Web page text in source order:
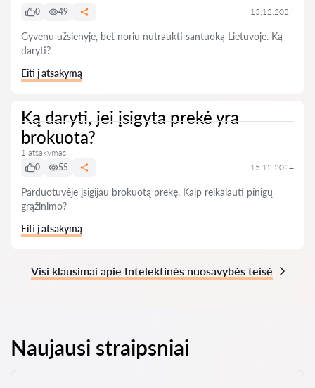
0
49 15.12.2024
Gyvenu užsienyje, bet noriu nutraukti santuoką Lietuvoje. Ką
daryti?
Eiti į atsakymą
Ką daryti, jei įsigyta prekė yra
brokuota?
1 atsakymas
0
55 15.12.2024
Parduotuvėje įsigijau brokuotą prekę. Kaip reikalauti pinigų
grąžinimo?
Eiti į atsakymą
Visi klausimai apie Intelektinės nuosavybės teisė
Naujausi straipsniai